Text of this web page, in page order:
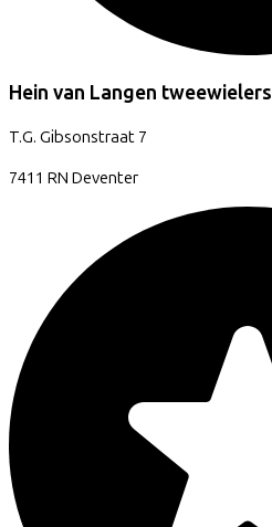
Hein van Langen tweewielers
T.G. Gibsonstraat 7
7411 RN Deventer